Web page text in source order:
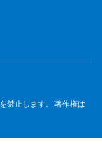
禁止します。 著作権は